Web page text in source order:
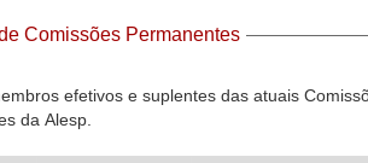
Comissões Permanentes
efetivos e suplentes das atuais
da Alesp.